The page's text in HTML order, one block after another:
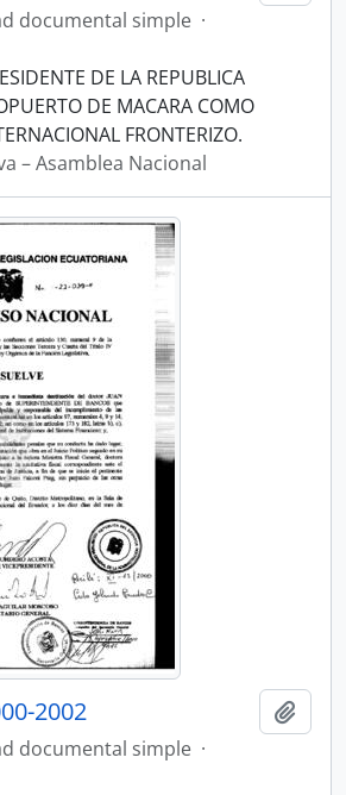
documental simple ·
DE LA REPUBLICA
DE MACARA COMO
FRONTERIZO.
– Asamblea Nacional
2002
documental simple ·